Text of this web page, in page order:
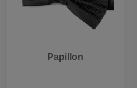
Papillon